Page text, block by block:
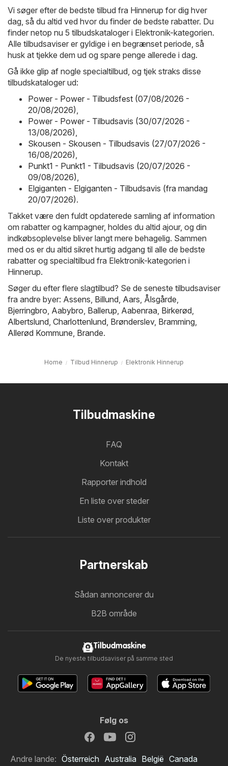
Vi søger efter de bedste tilbud fra Hinnerup for dig hver
dag, så du altid ved hvor du finder de bedste rabatter. Du
finder netop nu 5 tilbudskataloger i Elektronik-kategorien.
Alle tilbudsaviser er gyldige i en begrænset periode, så
husk at tjekke dem ud og spare penge allerede i dag.
Gå ikke glip af nogle specialtilbud, og tjek straks disse
tilbudskataloger ud:
Power - Power - Tilbudsfest (07/08/2026 -
20/08/2026),
Power - Power - Tilbudsavis (30/07/2026 -
13/08/2026),
Skousen - Skousen - Tilbudsavis (27/07/2026 -
16/08/2026),
Punkt1 - Punkt1 - Tilbudsavis (20/07/2026 -
09/08/2026),
Elgiganten - Elgiganten - Tilbudsavis (fra mandag
20/07/2026).
Takket være den fuldt opdaterede samling af information
om rabatter og kampagner, holdes du altid ajour, og din
indkøbsoplevelse bliver langt mere behagelig. Sammen
med os er du altid sikret hurtig adgang til alle de bedste
rabatter og specialtilbud fra Elektronik-kategorien i
Hinnerup.
Søger du efter flere slagtilbud? Se de seneste tilbudsaviser
fra andre byer: Assens, Billund, Aars, Ålsgårde,
Bjerringbro, Aabybro, Ballerup, Aabenraa, Birkerød,
Albertslund, Charlottenlund, Brønderslev, Bramming,
Allerød Kommune, Brande.
Home Tilbud Hinnerup Elektronik Hinnerup
Tilbudmaskine
FAQ
Kontakt
Rapporter indhold
En liste over steder
Liste over produkter
Partnerskab
Sådan annoncerer du
B2B område
Tilbudmaskine
De nyeste tilbudsaviser på samme sted
Følg os
Andre lande: Österreich Australia België Canada